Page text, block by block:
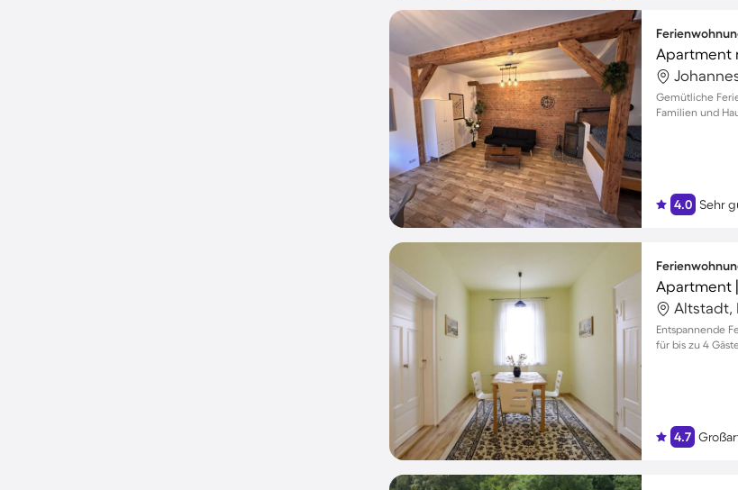
Gemütliche
Familien und
4.0 Sehr
Apartment
Altstadt,
Entspannende
für bis zu 4
4.7